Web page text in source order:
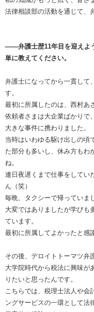
法律相談部の活動を通じて、
――弁護士歴11年目を迎えよ
単に教えてください。
弁護士になってから一貫して
す。
最初に所属したのは、西村あ
依頼者さまは大企業ばかりで
大きな事件に携わりました。
当時はいわゆる駆け出しの頃
た部分も多いし、休み方もわ
ね。
連日夜遅くまで仕事をしてい
ん（笑）
毎晩、タクシーで帰っていま
大変ではありましたが学びも
ています。
最初に所属してよかったと感
その後、デロイトトーマツ弁
大学院時代から税法に興味が
りたいと思ったんです。
こちらでは、税理士法人や会
ングサービスの一環として法